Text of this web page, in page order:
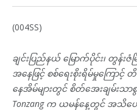
(004SS)
ချင်းပြည်နယ် မြောက်ပိုင်း၊ တွန်
အနေဖြင့် စစ်ရေးစိုးရိမ်မှုကြောင့်
နေအိမ်များတွင် စိတ်အေးချမ်းသာ
Tonzang က ယမန်နေ့တွင် အသိပ